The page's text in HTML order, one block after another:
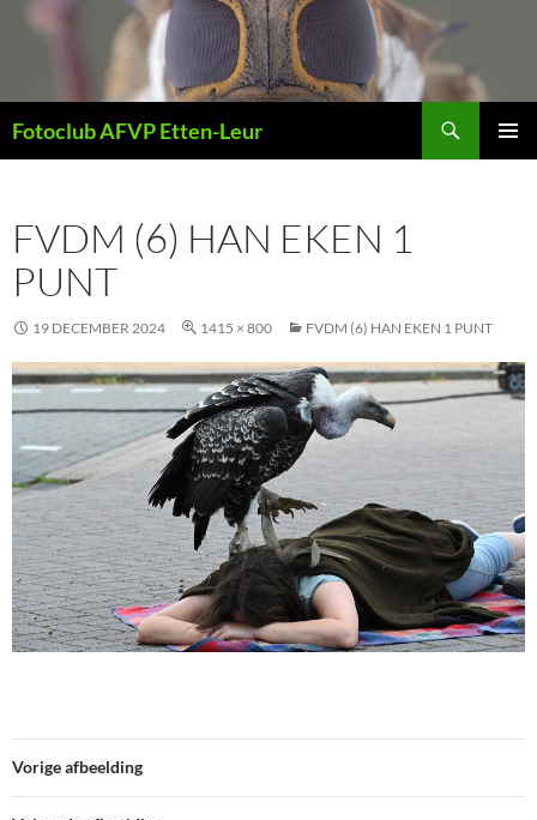
inhoud
Fotoclub AFVP Etten-Leur
FVDM (6) HAN EKEN 1
PUNT
19 DECEMBER 2024 1415 × 800 FVDM (6) HAN EKEN 1 PUNT
Vorige afbeelding